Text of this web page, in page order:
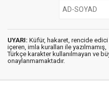
UYARI: Küfür, hakaret, rencide edici
içeren, imla kuralları ile yazılmamış,
Türkçe karakter kullanılmayan ve
onaylanmamaktadır.